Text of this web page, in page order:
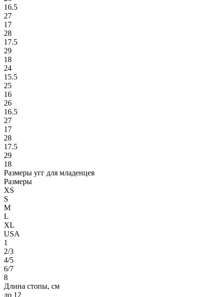
16.5
27
17
28
17.5
29
18
24
15.5
25
16
26
16.5
27
17
28
17.5
29
18
Размеры угг для младенцев
Размеры
XS
S
M
L
XL
USA
1
2/3
4/5
6/7
8
Длина стопы, см
до 12